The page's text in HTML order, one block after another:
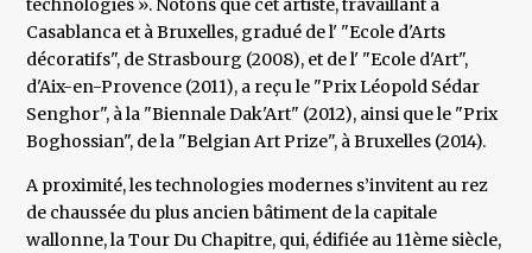
technologies ». Notons que cet artiste, travaillant à
Casablanca et à Bruxelles, gradué de l' "Ecole d'Arts
décoratifs", de Strasbourg (2008), et de l' "Ecole d'Art",
d'Aix-en-Provence (2011), a reçu le "Prix Léopold Sédar
Senghor", à la "Biennale Dak'Art" (2012), ainsi que le "Prix
Boghossian", de la "Belgian Art Prize", à Bruxelles (2014).
A proximité, les technologies modernes s’invitent au rez
de chaussée du plus ancien bâtiment de la capitale
wallonne, la Tour Du Chapitre, qui, édifiée au 11ème siècle,